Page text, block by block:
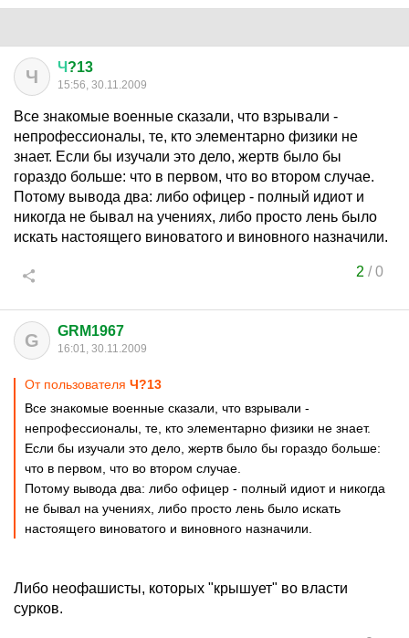
Ч Ч?13
15:56, 30.11.2009
Все знакомые военные сказали, что взрывали -
непрофессионалы, те, кто элементарно физики не
знает. Если бы изучали это дело, жертв было бы
гораздо больше: что в первом, что во втором случае.
Потому вывода два: либо офицер - полный идиот и
никогда не бывал на учениях, либо просто лень было
искать настоящего виноватого и виновного назначили.
2 /0
G GRM1967
16:01, 30.11.2009
От пользователя Ч?13
Все знакомые военные сказали, что взрывали -
непрофессионалы, те, кто элементарно физики не знает.
Если бы изучали это дело, жертв было бы гораздо больше:
что в первом, что во втором случае.
Потому вывода два: либо офицер - полный идиот и никогда
не бывал на учениях, либо просто лень было искать
настоящего виноватого и виновного назначили.
Либо неофашисты, которых "крышует" во власти
сурков.